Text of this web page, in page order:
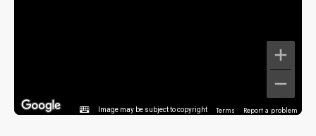
Image may be subject to copyright Terms Report a problem